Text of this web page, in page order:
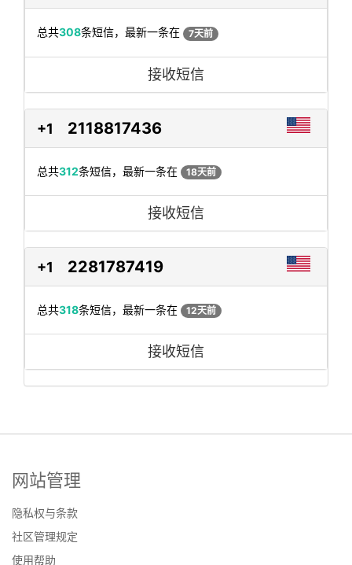
总共308条短信，最新一条在 7天前
接收短信
+1 2118817436
总共312条短信，最新一条在 18天前
接收短信
+1 2281787419
总共318条短信，最新一条在 12天前
接收短信
网站管理
隐私权与条款
社区管理规定
使用帮助